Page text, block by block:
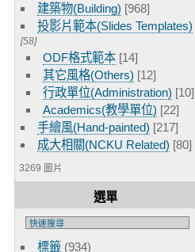
建築物(Building) [968]
投影片範本(Slides Templates)
[58]
ODF格式範本 [14]
其它風格(Others) [12]
行政單位(Administration) [10]
Academics(教學單位) [22]
手繪風(Hand-painted) [217]
成大相關(NCKU Related) [80]
3269 圖片
選單
標籤 (934)